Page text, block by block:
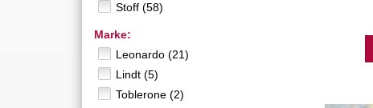
Stoff (58)
Marke:
Leonardo (21)
Lindt (5)
Toblerone (2)